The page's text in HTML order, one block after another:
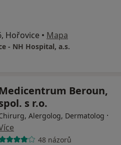
Hořovice • Mapa
- NH Hospital, a.s.
Medicentrum Beroun,
s r.o.
Alergolog, Dermatolog ·
48 názorů